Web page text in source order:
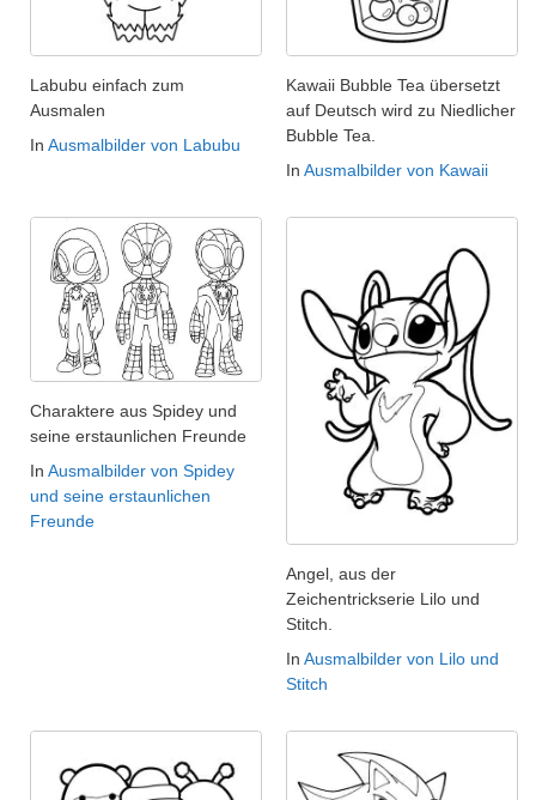
Labubu einfach zum
Ausmalen
In Ausmalbilder von Labubu
Kawaii Bubble Tea übersetzt
auf Deutsch wird zu Niedlicher
Bubble Tea.
In Ausmalbilder von Kawaii
Charaktere aus Spidey und
seine erstaunlichen Freunde
In Ausmalbilder von Spidey
und seine erstaunlichen
Freunde
Angel, aus der
Zeichentrickserie Lilo und
Stitch.
In Ausmalbilder von Lilo und
Stitch